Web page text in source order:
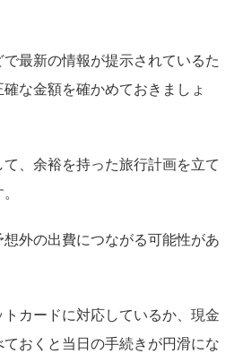
最新の情報が提示されているた
な金額を確かめておきましょ
、余裕を持った旅行計画を立て
外の出費につながる可能性があ
カードに対応しているか、現金
おくと当日の手続きが円滑にな